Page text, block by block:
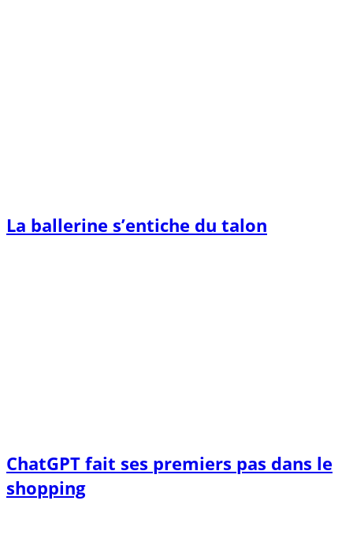
La ballerine s’entiche du talon
ChatGPT fait ses premiers pas dans le
shopping